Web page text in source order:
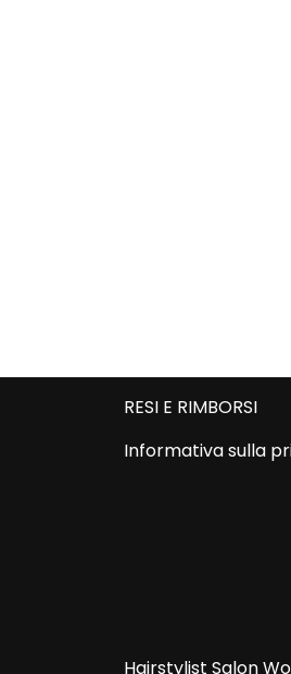
RESI E RIMBORSI
Informativa sulla
Hairstylist Salon